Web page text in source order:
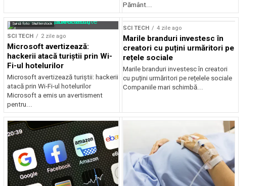
Pământ...
Sursă foto: Shutterstock
SCI TECH 2 zile ago
Microsoft avertizează:
hackerii atacă turiștii prin Wi-
Fi-ul hotelurilor
Microsoft avertizează turiștii: hackerii
atacă prin Wi-Fi-ul hotelurilor
Microsoft a emis un avertisment
pentru...
SCI TECH 4 zile ago
Marile branduri investesc în
creatori cu puțini urmăritori pe
rețele sociale
Marile branduri investesc în creatori
cu puțini urmăritori pe rețelele sociale
Companiile mari schimbă...